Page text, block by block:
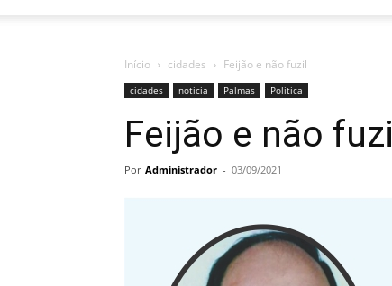
Início cidades Feijão e não fuzil
cidades noticia Palmas Politica
Feijão e não fuzil
Por Administrador - 03/09/2021